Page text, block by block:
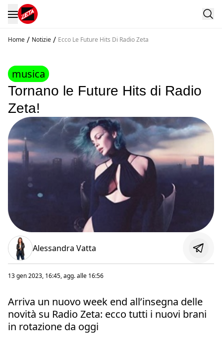
Home / Notizie / Ecco Le Future Hits Di Radio Zeta
musica
Tornano le Future Hits di Radio
Zeta!
Alessandra Vatta
13 gen 2023, 16:45, agg. alle 16:56
Arriva un nuovo week end all’insegna delle
novità su Radio Zeta: ecco tutti i nuovi brani
in rotazione da oggi